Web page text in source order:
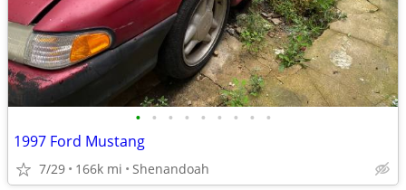
• • • • • • • • •
1997 Ford Mustang
7/29 166k mi Shenandoah